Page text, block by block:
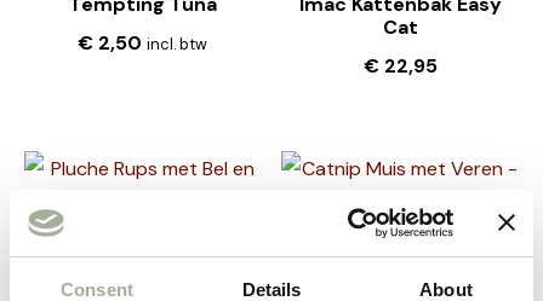
Consent Details About
€ 2,50 incl. btw
Cat
€22,95